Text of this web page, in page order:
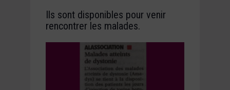
Ils sont disponibles pour venir
rencontrer les malades.